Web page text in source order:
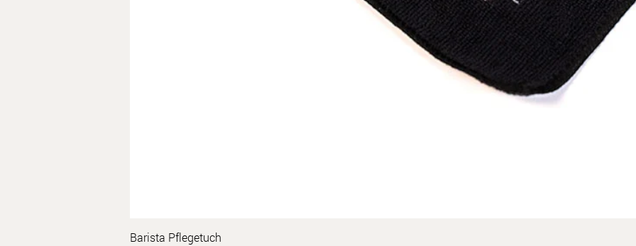
Barista Pflegetuch